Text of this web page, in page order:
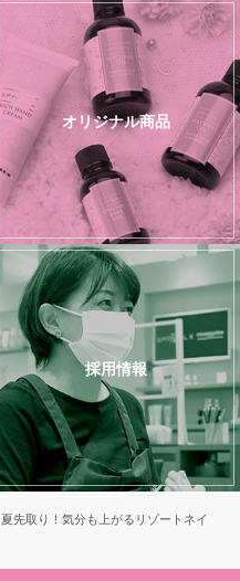
オリジナル商品
採用情報
夏先取り！気分も上がるリゾートネイ